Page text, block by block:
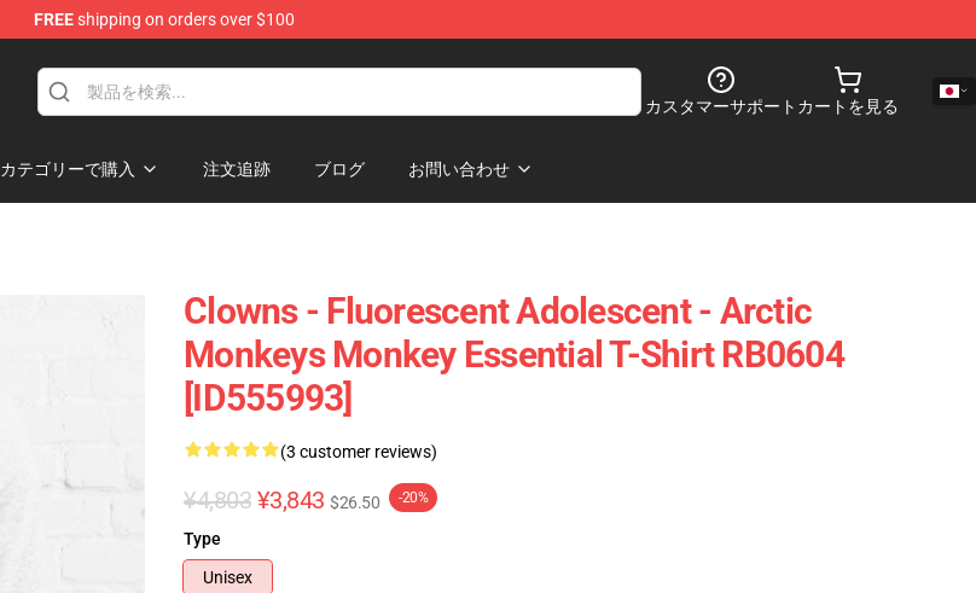
FREEshipping on orders over $100
カスタマーサポート カートを見る
カテゴリーで購入 注文追跡 ブログ お問い合わせ
Clowns - Fluorescent Adolescent - Arctic
Monkeys Monkey Essential T-Shirt RB0604
[ID555993]
(3 customer reviews)
¥4,803 ¥3,843 $26.50 -20%
Type
Unisex